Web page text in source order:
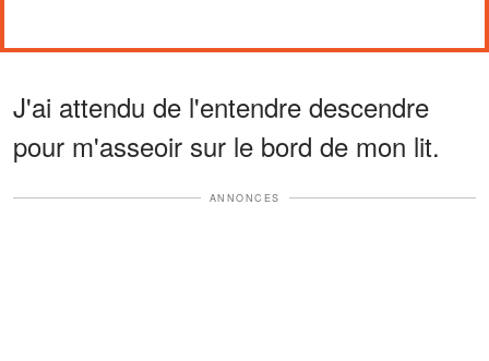
J'ai attendu de l'entendre descendre
pour m'asseoir sur le bord de mon lit.
ANNONCES